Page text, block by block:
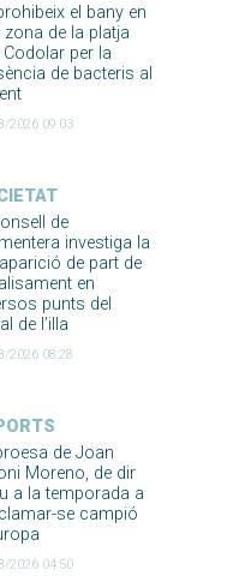
el bany en
zona de la platja
Codolar per la
de bacteris al
2026 09:03
de
investiga la
de part de
en
punts del
de l’illa
2026 08:28
de Joan
Moreno, de dir
a la temporada a
se campió
2026 04:50